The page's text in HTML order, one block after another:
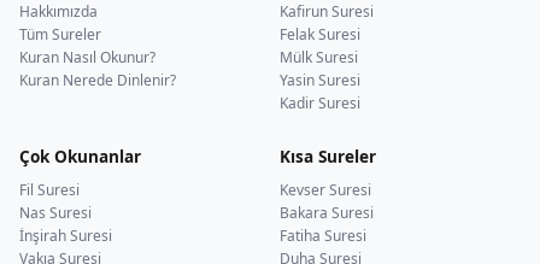
Hakkımızda
Tüm Sureler
Kuran Nasıl Okunur?
Kuran Nerede Dinlenir?
Kafirun Suresi
Felak Suresi
Mülk Suresi
Yasin Suresi
Kadir Suresi
Çok Okunanlar
Fil Suresi
Nas Suresi
İnşirah Suresi
Vakıa Suresi
Kısa Sureler
Kevser Suresi
Bakara Suresi
Fatiha Suresi
Duha Suresi